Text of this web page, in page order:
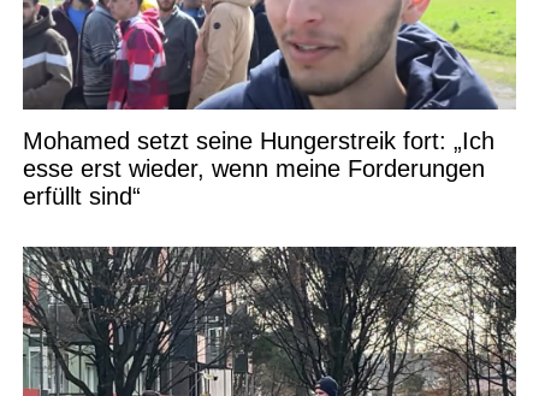
Mohamed setzt seine Hungerstreik fort: „Ich
esse erst wieder, wenn meine Forderungen
erfüllt sind“